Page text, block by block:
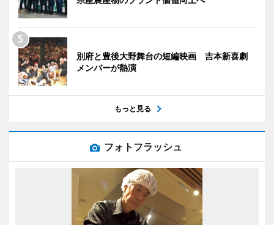
別府と豊後大野舞台の短編映画 吉本新喜劇
メンバーが熱演
もっと見る
フォトフラッシュ